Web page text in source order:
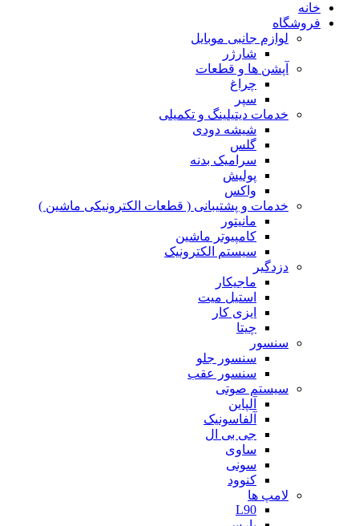
خانه
فروشگاه
لوازم جانبی موبایل
شارژر
آپشن ها و قطعات
چراغ
سپر
خدمات دیتیلینگ و تکمیلی
شیشه دودی
گلس
سرامیک بدنه
پولیش
واکس
خدمات و پشتیبانی ( قطعات الکترونیکی ماشین )
مانیتور
کامپیوتر ماشین
سیستم الکترونیک
دزدگیر
ماجیکار
استیل میت
ایزی کار
چیتا
سنسور
سنسور جلو
سنسور عقب
سیستم صوتی
آلپاین
آلفاسونیک
جی بی ال
ساوی
سونی
کنوود
لامپ ها
L90